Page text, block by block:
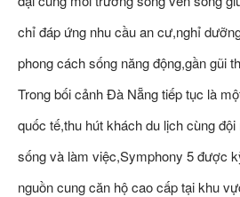
chỉ đáp ứng nhu cầu an cư,nghỉ
phong cách sống năng động,gần gũi
Trong bối cảnh Đà Nẵng tiếp tục là
quốc tế,thu hút khách du lịch cùng
sống và làm việc,Symphony 5 được
nguồn cung căn hộ cao cấp tại khu